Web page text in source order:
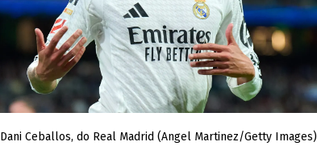
Dani Ceballos, do Real Madrid (Angel Martinez/Getty Images)